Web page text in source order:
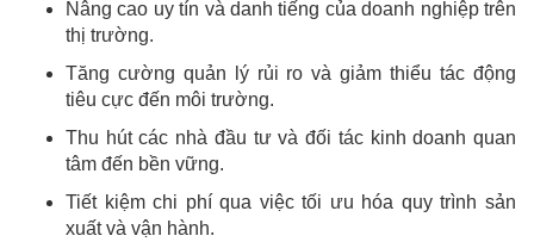
Nâng cao uy tín và danh tiếng của doanh nghiệp trên
thị trường.
Tăng cường quản lý rủi ro và giảm thiểu tác động
tiêu cực đến môi trường.
Thu hút các nhà đầu tư và đối tác kinh doanh quan
tâm đến bền vững.
Tiết kiệm chi phí qua việc tối ưu hóa quy trình sản
xuất và vận hành.